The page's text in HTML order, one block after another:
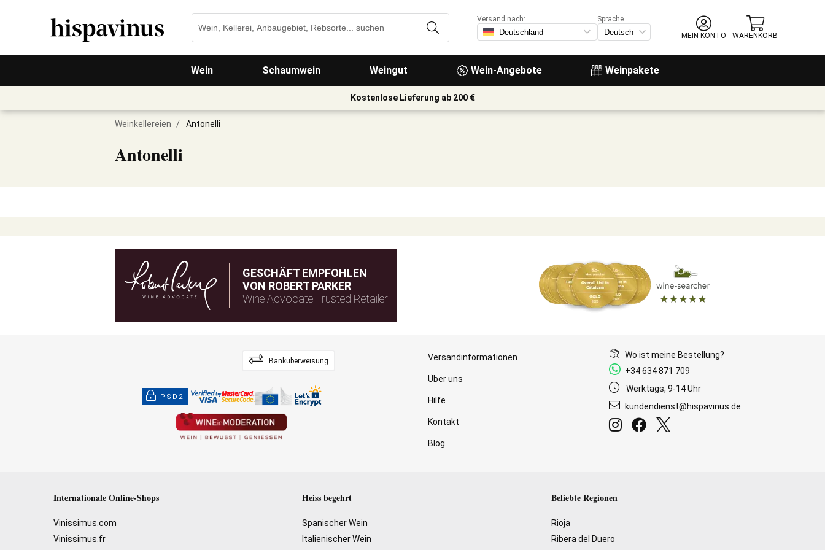
Wein Schaumwein Weingut Wein-Angebote Weinpakete
Versand nach:
Sprache
MEIN KONTO
WARENKORB
Kostenlose Lieferung ab 200 €
Weinkellereien / Antonelli
Antonelli
GESCHÄFT EMPFOHLEN
VON ROBERT PARKER
Wine Advocate Trusted Retailer
Banküberweisung
PSD2
Versandinformationen
Über uns
Hilfe
Kontakt
Blog
Wo ist meine Bestellung?
+34 634 871 709
Werktags, 9-14 Uhr
kundendienst@hispavinus.de
Internationale Online-Shops
Vinissimus.com
Vinissimus.fr
Heiss begehrt
Spanischer Wein
Italienischer Wein
Beliebte Regionen
Rioja
Ribera del Duero